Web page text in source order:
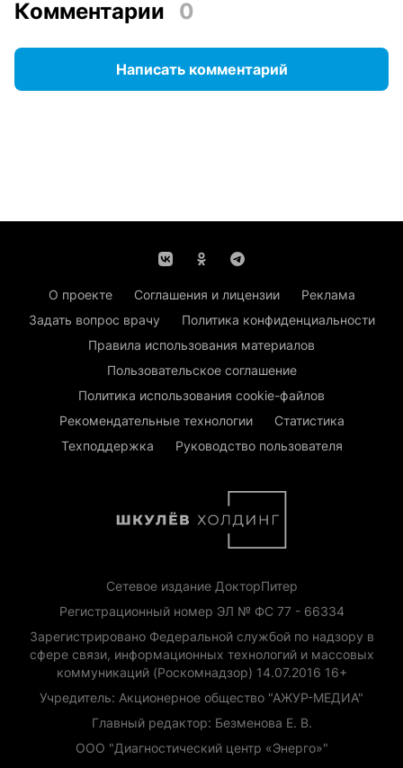
Комментарии 0
Написать комментарий
О проекте Соглашения и лицензии
Реклама
Задать вопрос врачу
Политика конфиденциальности
Правила использования материалов
Пользовательское соглашение
Политика использования cookie-файлов
Рекомендательные технологии
Статистика
Техподдержка
Руководство пользователя
Сетевое издание ДокторПитер
Регистрационный номер ЭЛ № ФС 77 - 66334
Зарегистрировано Федеральной службой по надзору в
сфере связи, информационных технологий и массовых
коммуникаций (Роскомнадзор) 14.07.2016 16+
Учредитель: Акционерное общество "АЖУР-МЕДИА"
Главный редактор: Безменова Е. В.
ООО "Диагностический центр «Энерго»"